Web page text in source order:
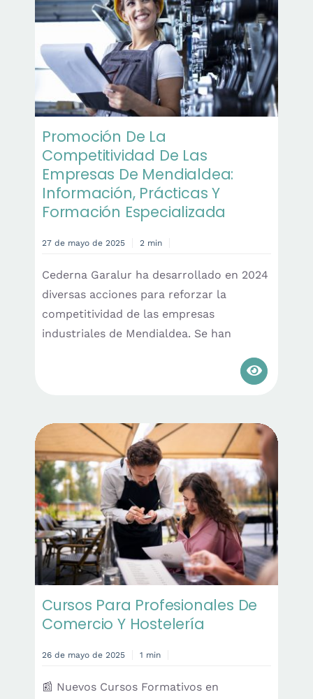
Promoción De La
Competitividad De Las
Empresas De Mendialdea:
Información, Prácticas Y
Formación Especializada
27 de mayo de 2025 2 min
Cederna Garalur ha desarrollado en 2024
diversas acciones para reforzar la
competitividad de las empresas
industriales de Mendialdea. Se han
Cursos Para Profesionales De
Comercio Y Hostelería
26 de mayo de 2025 1 min
📰 Nuevos Cursos Formativos en